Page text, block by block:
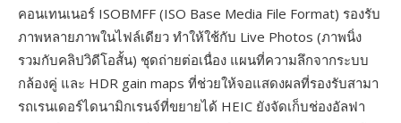
คอนเทนเนอร์ ISOBMFF (ISO Base Media File Format) รองรับ
ภาพหลายภาพในไฟล์เดียว ทำให้ใช้กับ Live Photos (ภาพนิ่ง
รวมกับคลิปวิดีโอสั้น) ชุดถ่ายต่อเนื่อง แผนที่ความลึกจากระบบ
กล้องคู่ และ HDR gain maps ที่ช่วยให้จอแสดงผลที่รองรับสามา
รถเรนเดอร์ไดนามิกเรนจ์ที่ขยายได้ HEIC ยังจัดเก็บช่องอัลฟา